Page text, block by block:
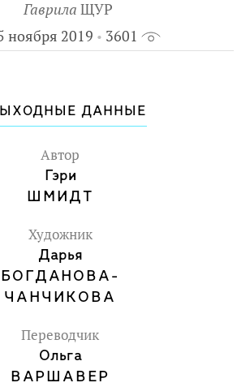
Гаврила ЩУР
ноября 2019
3601
ДАННЫЕ
Автор
Гэри
ШМИДТ
Художник
Дарья
БОГДАНОВА-
ЧАНЧИКОВА
Переводчик
Ольга
ВАРШАВЕР